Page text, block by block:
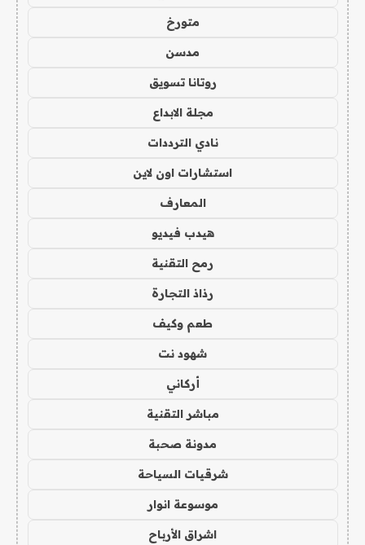
متورخ
مدسن
روتانا تسويق
مجلة الابداع
نادي الترددات
استشارات اون لاين
المعارف
هيدب فيديو
رمح التقنية
رذاذ التجارة
طعم وكيف
شهود نت
أركاني
مباشر التقنية
مدونة صحبة
شرقيات السياحة
موسوعة انوار
اشراق الأرباح